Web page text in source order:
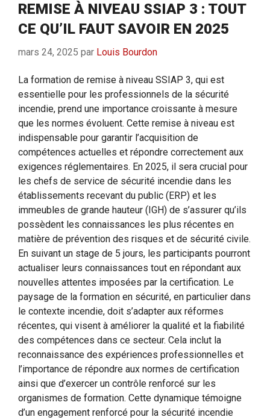
REMISE À NIVEAU SSIAP 3 : TOUT
CE QU’IL FAUT SAVOIR EN 2025
mars 24, 2025 par Louis Bourdon
La formation de remise à niveau SSIAP 3, qui est
essentielle pour les professionnels de la sécurité
incendie, prend une importance croissante à mesure
que les normes évoluent. Cette remise à niveau est
indispensable pour garantir l’acquisition de
compétences actuelles et répondre correctement aux
exigences réglementaires. En 2025, il sera crucial pour
les chefs de service de sécurité incendie dans les
établissements recevant du public (ERP) et les
immeubles de grande hauteur (IGH) de s’assurer qu’ils
possèdent les connaissances les plus récentes en
matière de prévention des risques et de sécurité civile.
En suivant un stage de 5 jours, les participants pourront
actualiser leurs connaissances tout en répondant aux
nouvelles attentes imposées par la certification. Le
paysage de la formation en sécurité, en particulier dans
le contexte incendie, doit s’adapter aux réformes
récentes, qui visent à améliorer la qualité et la fiabilité
des compétences dans ce secteur. Cela inclut la
reconnaissance des expériences professionnelles et
l’importance de répondre aux normes de certification
ainsi que d’exercer un contrôle renforcé sur les
organismes de formation. Cette dynamique témoigne
d’un engagement renforcé pour la sécurité incendie